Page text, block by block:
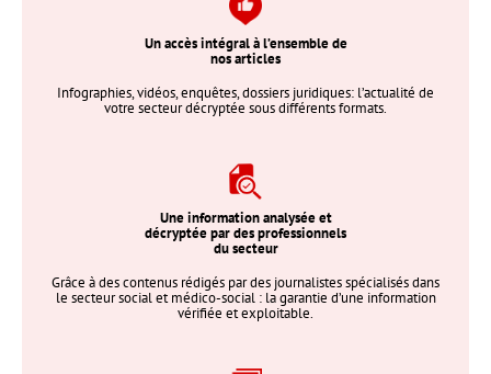
Un accès intégral à l’ensemble de
nos articles
Infographies, vidéos, enquêtes, dossiers juridiques: l’actualité de
votre secteur décryptée sous différents formats.
Une information analysée et
décryptée par des professionnels
du secteur
Grâce à des contenus rédigés par des journalistes spécialisés dans
le secteur social et médico-social : la garantie d’une information
vérifiée et exploitable.